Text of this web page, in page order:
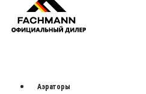
Аэраторы